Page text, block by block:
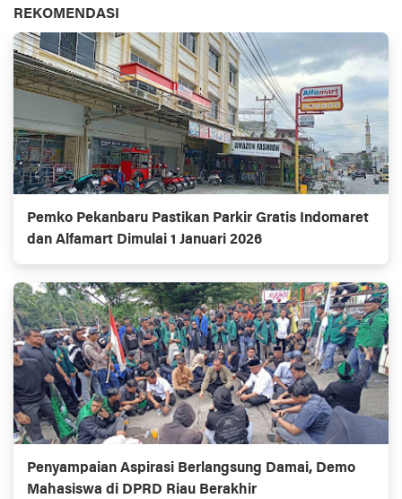
REKOMENDASI
Pemko Pekanbaru Pastikan Parkir Gratis Indomaret
dan Alfamart Dimulai 1 Januari 2026
Penyampaian Aspirasi Berlangsung Damai, Demo
Mahasiswa di DPRD Riau Berakhir